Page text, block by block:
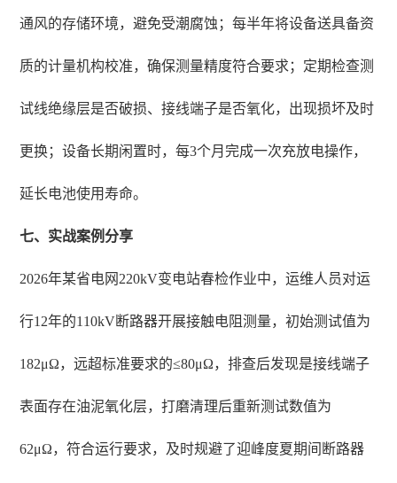
通风的存储环境，避免受潮腐蚀；每半年将设备送具备资
质的计量机构校准，确保测量精度符合要求；定期检查测
试线绝缘层是否破损、接线端子是否氧化，出现损坏及时
更换；设备长期闲置时，每3个月完成一次充放电操作，
延长电池使用寿命。
七、实战案例分享
2026年某省电网220kV变电站春检作业中，运维人员对运
行12年的110kV断路器开展接触电阻测量，初始测试值为
182μΩ，远超标准要求的≤80μΩ，排查后发现是接线端子
表面存在油泥氧化层，打磨清理后重新测试数值为
62μΩ，符合运行要求，及时规避了迎峰度夏期间断路器